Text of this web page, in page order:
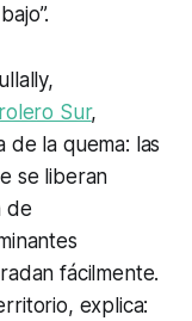
Sur,
la quema: las
se liberan
de
fácilmente.
explica: